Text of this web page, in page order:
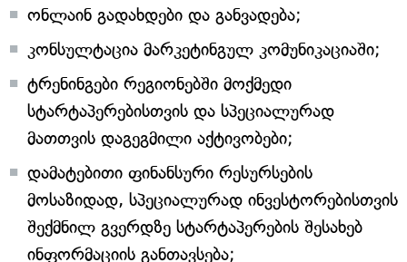
ონლაინ გადახდები და განვადება;
კონსულტაცია მარკეტინგულ კომუნიკაციაში;
ტრენინგები რეგიონებში მოქმედი
სტარტაპერებისთვის და სპეციალურად
მათთვის დაგეგმილი აქტივობები;
დამატებითი ფინანსური რესურსების
მოსაზიდად, სპეციალურად ინვესტორებისთვის
შექმნილ გვერდზე სტარტაპერების შესახებ
ინფორმაციის განთავსება;